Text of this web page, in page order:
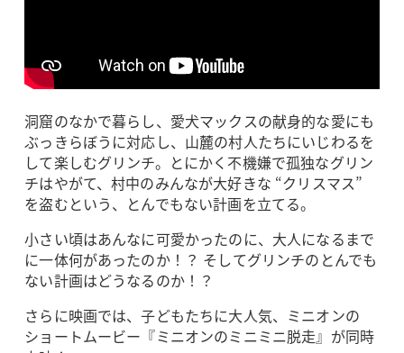
洞窟のなかで暮らし、愛犬マックスの献身的な愛にも
ぶっきらぼうに対応し、山麓の村人たちにいじわるを
して楽しむグリンチ。とにかく不機嫌で孤独なグリン
チはやがて、村中のみんなが大好きな “クリスマス”
を盗むという、とんでもない計画を立てる。
小さい頃はあんなに可愛かったのに、大人になるまで
に一体何があったのか！？ そしてグリンチのとんでも
ない計画はどうなるのか！？
さらに映画では、子どもたちに大人気、ミニオンの
ショートムービー『ミニオンのミニミニ脱走』が同時